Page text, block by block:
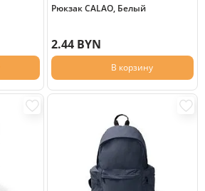
Рюкзак CALAO, Белый
2.44 BYN
В корзину